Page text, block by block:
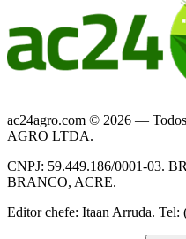
ac24agro.com © 2026 —
AGRO LTDA.
CNPJ: 59.449.186/0001-03.
BRANCO, ACRE.
Editor chefe: Itaan Arruda. Tel: